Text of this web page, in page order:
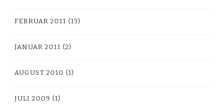
FEBRUAR 2011 (13)
JANUAR 2011 (2)
AUGUST 2010 (1)
JULI 2009 (1)